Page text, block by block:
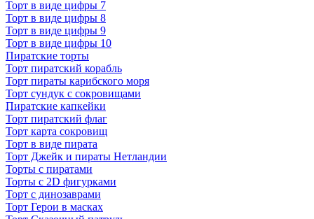
Торт в виде цифры 7
Торт в виде цифры 8
Торт в виде цифры 9
Торт в виде цифры 10
Пиратские торты
Торт пиратский корабль
Торт пираты карибского моря
Торт сундук с сокровищами
Пиратские капкейки
Торт пиратский флаг
Торт карта сокровищ
Торт в виде пирата
Торт Джейк и пираты Нетландии
Торты с пиратами
Торты с 2D фигурками
Торт с динозаврами
Торт Герои в масках